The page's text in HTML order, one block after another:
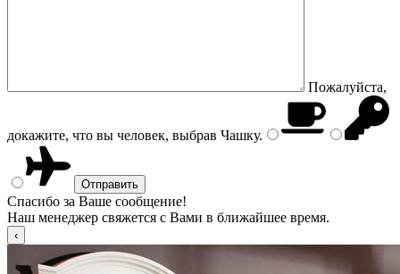
Пожалуйста,
докажите, что вы человек, выбрав Чашку.
Спасибо за Ваше сообщение!
Наш менеджер свяжется с Вами в ближайшее время.